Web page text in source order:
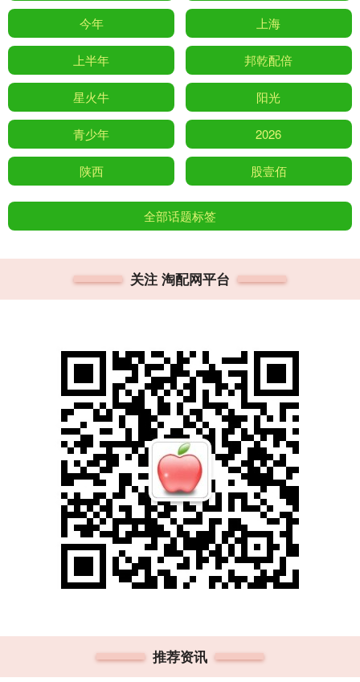
今年 上海
上半年 邦乾配倍
星火牛 阳光
青少年 2026
陕西 股壹佰
全部话题标签
关注 淘配网平台
推荐资讯